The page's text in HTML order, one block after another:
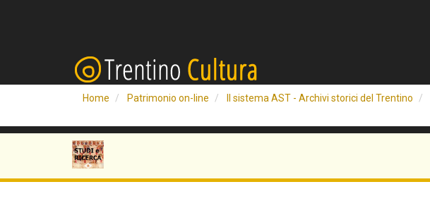
Home Patrimonio on-line Il sistema AST - Archivi storici del Trentino